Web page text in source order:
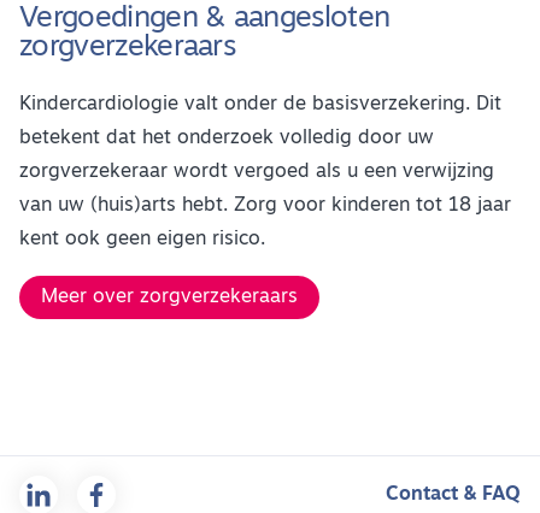
Vergoedingen & aangesloten
zorgverzekeraars
Kindercardiologie valt onder de basisverzekering. Dit
betekent dat het onderzoek volledig door uw
zorgverzekeraar wordt vergoed als u een verwijzing
van uw (huis)arts hebt. Zorg voor kinderen tot 18 jaar
kent ook geen eigen risico.
Meer over zorgverzekeraars
Contact & FAQ